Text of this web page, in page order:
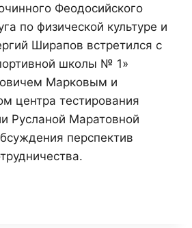
Феодосийского
по физической культуре и
Ширапов встретился с
школы № 1»
Марковым и
центра тестирования
Русланой Маратовной
перспектив